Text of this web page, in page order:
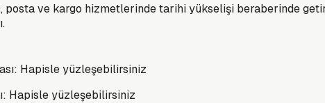
posta ve kargo hizmetlerinde tarihi yükselişi beraberinde
Hapisle yüzleşebilirsiniz